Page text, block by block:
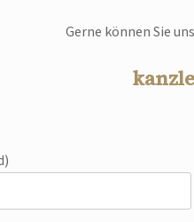
Gerne können Sie